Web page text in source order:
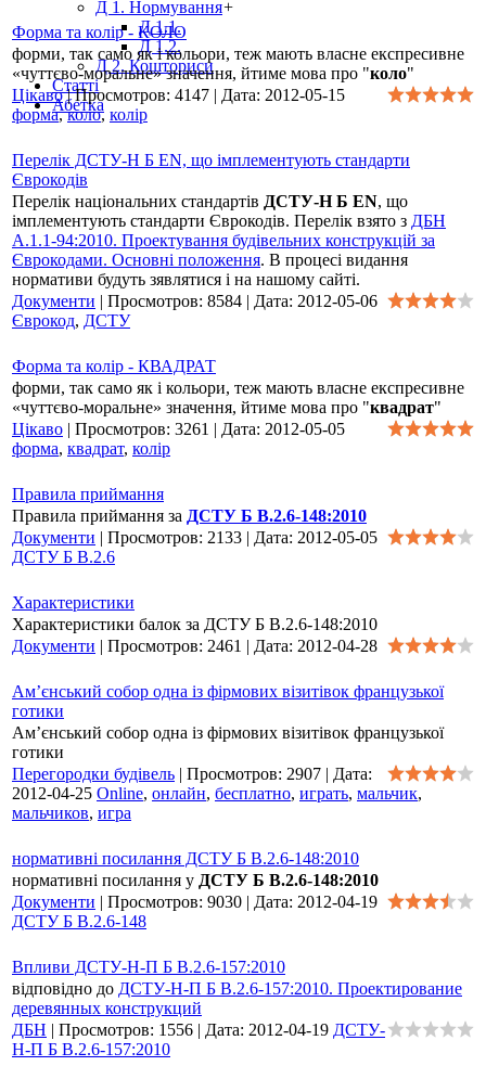
Д 1. Нормування+
Д 1.1.
Д 1.2.
Д 2. Кошториси
Статті
Абетка
Форма та колір - КОЛО
форми, так само як і кольори, теж мають власне експресивне
«чуттєво-моральне» значення, йтиме мова про "коло"
Цікаво|Просмотров: 4147 | Дата: 2012-05-15
форма,коло, колір
Перелік ДСТУ-Н Б EN, що імплементують стандарти
Єврокодів
Перелік національних стандартів ДСТУ-Н Б EN, що
імплементують стандарти Єврокодів. Перелік взято з ДБН
А.1.1-94:2010. Проектування будівельних конструкцій за
Єврокодами. Основні положення. В процесі видання
нормативи будуть зявлятися і на нашому сайті.
Документи | Просмотров: 8584 | Дата: 2012-05-06
Єврокод, ДСТУ
Форма та колір - КВАДРАТ
форми, так само як і кольори, теж мають власне експресивне
«чуттєво-моральне» значення, йтиме мова про "квадрат"
Цікаво | Просмотров: 3261 | Дата: 2012-05-05
форма, квадрат, колір
Правила приймання
Правила приймання за ДСТУ Б В.2.6-148:2010
Документи | Просмотров: 2133 | Дата: 2012-05-05
ДСТУ Б В.2.6
Характеристики
Характеристики балок за ДСТУ Б В.2.6-148:2010
Документи | Просмотров: 2461 | Дата: 2012-04-28
Ам’єнський собор одна із фірмових візитівок французької
готики
Ам’єнський собор одна із фірмових візитівок французької
готики
Перегородки будівель | Просмотров: 2907 | Дата:
2012-04-25 Online, онлайн, бесплатно, играть, мальчик,
мальчиков, игра
нормативні посилання ДСТУ Б В.2.6-148:2010
нормативні посилання у ДСТУ Б В.2.6-148:2010
Документи | Просмотров: 9030 | Дата: 2012-04-19
ДСТУ Б В.2.6-148
Впливи ДСТУ-Н-П Б В.2.6-157:2010
відповідно до ДСТУ-Н-П Б В.2.6-157:2010. Проектирование
деревянных конструкций
ДБН | Просмотров: 1556 | Дата: 2012-04-19 ДСТУ-
Н-П Б В.2.6-157:2010